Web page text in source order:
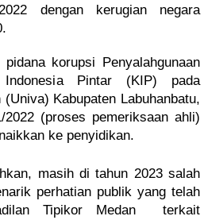
dengan kerugian negara
korupsi Penyalahgunaan
Pintar (KIP) pada
Kabupaten Labuhanbatu,
(proses pemeriksaan ahli)
ke penyidikan.
masih di tahun 2023 salah
perhatian publik yang telah
Tipikor Medan terkait